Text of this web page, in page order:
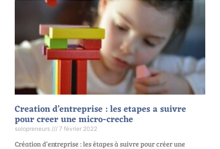
Creation d’entreprise : les etapes a suivre
pour creer une micro-creche
solopreneurs 7 février 2022
Création d’entreprise : les étapes à suivre pour créer une